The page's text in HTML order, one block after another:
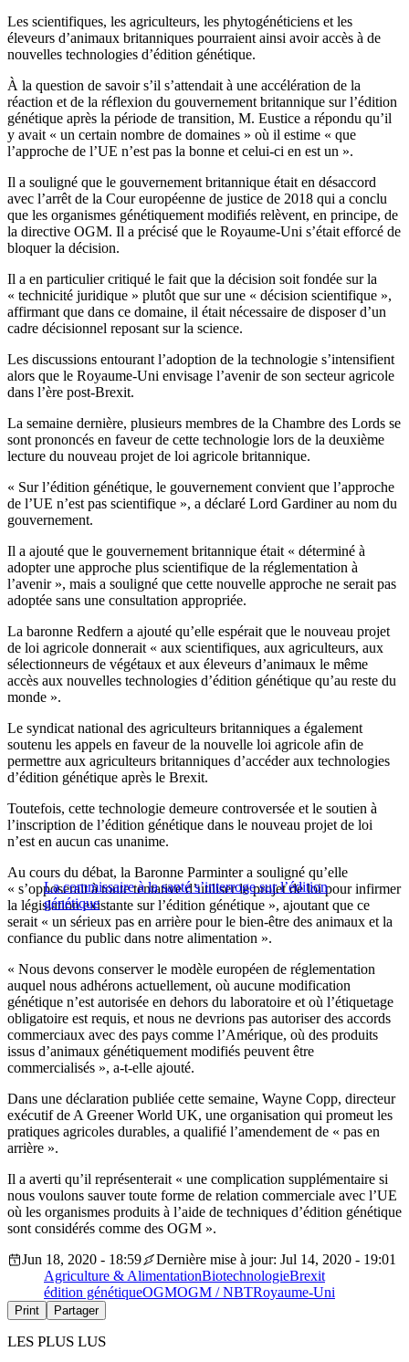
Les scientifiques, les agriculteurs, les phytogénéticiens et les
éleveurs d’animaux britanniques pourraient ainsi avoir accès à de
nouvelles technologies d’édition génétique.
À la question de savoir s’il s’attendait à une accélération de la
réaction et de la réflexion du gouvernement britannique sur l’édition
génétique après la période de transition, M. Eustice a répondu qu’il
y avait « un certain nombre de domaines » où il estime « que
l’approche de l’UE n’est pas la bonne et celui-ci en est un ».
Il a souligné que le gouvernement britannique était en désaccord
avec l’arrêt de la Cour européenne de justice de 2018 qui a conclu
que les organismes génétiquement modifiés relèvent, en principe, de
la directive OGM. Il a précisé que le Royaume-Uni s’était efforcé de
bloquer la décision.
Il a en particulier critiqué le fait que la décision soit fondée sur la
« technicité juridique » plutôt que sur une « décision scientifique »,
affirmant que dans ce domaine, il était nécessaire de disposer d’un
cadre décisionnel reposant sur la science.
Les discussions entourant l’adoption de la technologie s’intensifient
alors que le Royaume-Uni envisage l’avenir de son secteur agricole
dans l’ère post-Brexit.
La semaine dernière, plusieurs membres de la Chambre des Lords se
sont prononcés en faveur de cette technologie lors de la deuxième
lecture du nouveau projet de loi agricole britannique.
« Sur l’édition génétique, le gouvernement convient que l’approche
de l’UE n’est pas scientifique », a déclaré Lord Gardiner au nom du
gouvernement.
Il a ajouté que le gouvernement britannique était « déterminé à
adopter une approche plus scientifique de la réglementation à
l’avenir », mais a souligné que cette nouvelle approche ne serait pas
adoptée sans une consultation appropriée.
La baronne Redfern a ajouté qu’elle espérait que le nouveau projet
de loi agricole donnerait « aux scientifiques, aux agriculteurs, aux
sélectionneurs de végétaux et aux éleveurs d’animaux le même
accès aux nouvelles technologies d’édition génétique qu’au reste du
monde ».
Le syndicat national des agriculteurs britanniques a également
soutenu les appels en faveur de la nouvelle loi agricole afin de
permettre aux agriculteurs britanniques d’accéder aux technologies
d’édition génétique après le Brexit.
Toutefois, cette technologie demeure controversée et le soutien à
l’inscription de l’édition génétique dans le nouveau projet de loi
n’est en aucun cas unanime.
La commissaire à la santé s’interroge sur l’édition
génétique
Au cours du débat, la Baronne Parminter a souligné qu’elle
« s’opposerait à toute tentative d’utiliser le projet de loi pour infirmer
la législation existante sur l’édition génétique », ajoutant que ce
serait « un sérieux pas en arrière pour le bien-être des animaux et la
confiance du public dans notre alimentation ».
« Nous devons conserver le modèle européen de réglementation
auquel nous adhérons actuellement, où aucune modification
génétique n’est autorisée en dehors du laboratoire et où l’étiquetage
obligatoire est requis, et nous ne devrions pas autoriser des accords
commerciaux avec des pays comme l’Amérique, où des produits
issus d’animaux génétiquement modifiés peuvent être
commercialisés », a-t-elle ajouté.
Dans une déclaration publiée cette semaine, Wayne Copp, directeur
exécutif de A Greener World UK, une organisation qui promeut les
pratiques agricoles durables, a qualifié l’amendement de « pas en
arrière ».
Il a averti qu’il représenterait « une complication supplémentaire si
nous voulons sauver toute forme de relation commerciale avec l’UE
où les organismes produits à l’aide de techniques d’édition génétique
sont considérés comme des OGM ».
Jun 18, 2020 - 18:59
Dernière mise à jour: Jul 14, 2020 - 19:01
Agriculture & AlimentationBiotechnologieBrexit
édition génétiqueOGMOGM / NBTRoyaume-Uni
Print Partager
LES PLUS LUS